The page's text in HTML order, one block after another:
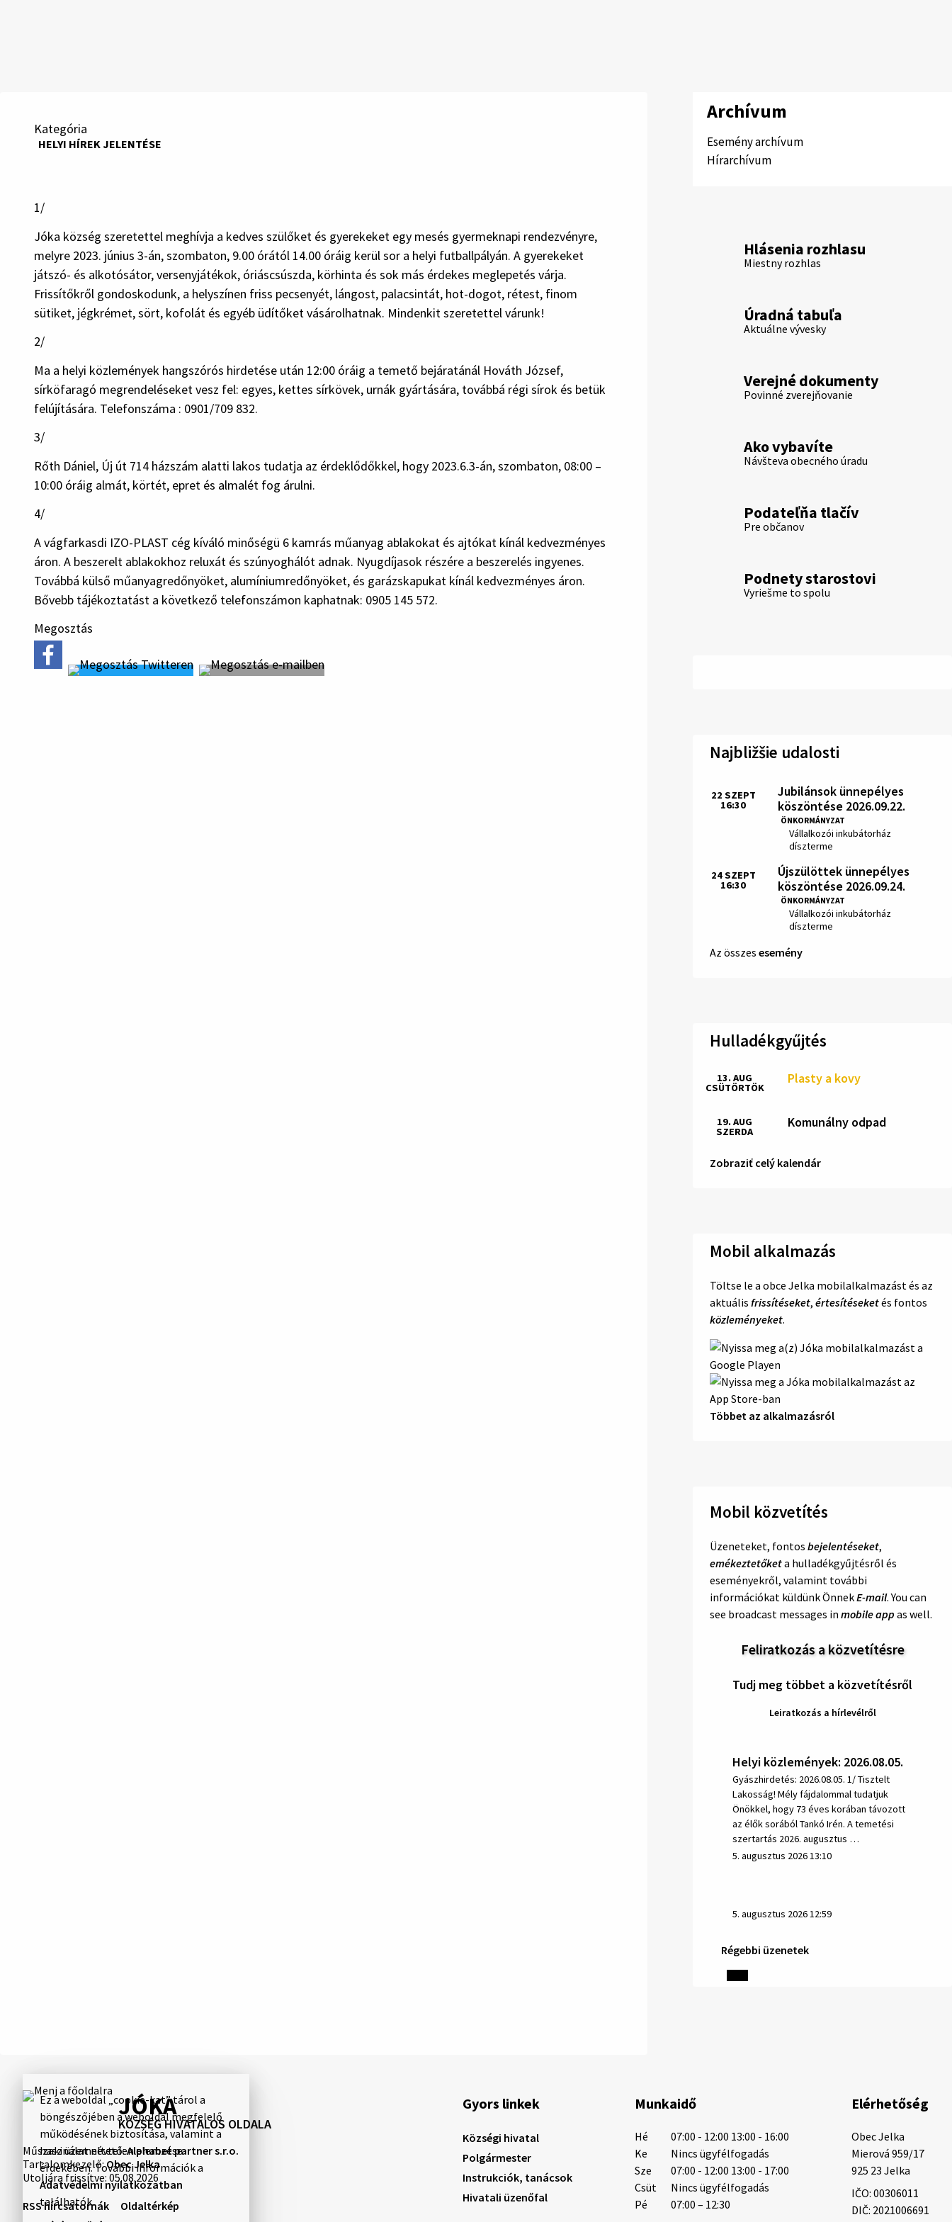
Ez a weboldal „cookie-kat” tárol a
böngészőjében a weboldal megfelelő
működésének biztosítása, valamint a
használat névtelen elemzése
érdekében. További információk a
Adatvédelmi nyilatkozatban
találhatók.
Kategória
HELYI HÍREK JELENTÉSE
1/
Jóka község szeretettel meghívja a kedves szülőket és gyerekeket egy mesés gyermeknapi rendezvényre,
melyre 2023. június 3-án, szombaton, 9.00 órától 14.00 óráig kerül sor a helyi futballpályán. A gyerekeket
játszó- és alkotósátor, versenyjátékok, óriáscsúszda, körhinta és sok más érdekes meglepetés várja.
Frissítőkről gondoskodunk, a helyszínen friss pecsenyét, lángost, palacsintát, hot-dogot, rétest, finom
sütiket, jégkrémet, sört, kofolát és egyéb üdítőket vásárolhatnak. Mindenkit szeretettel várunk!
2/
Ma a helyi közlemények hangszórós hirdetése után 12:00 óráig a temető bejáratánál Hováth József,
sírköfaragó megrendeléseket vesz fel: egyes, kettes sírkövek, urnák gyártására, továbbá régi sírok és betük
felújítására. Telefonszáma : 0901/709 832.
3/
Rőth Dániel, Új út 714 házszám alatti lakos tudatja az érdeklődőkkel, hogy 2023.6.3-án, szombaton, 08:00 –
10:00 óráig almát, körtét, epret és almalét fog árulni.
4/
A vágfarkasdi IZO-PLAST cég kíváló minőségü 6 kamrás műanyag ablakokat és ajtókat kínál kedvezményes
áron. A beszerelt ablakokhoz reluxát és szúnyoghálót adnak. Nyugdíjasok részére a beszerelés ingyenes.
Továbbá külső műanyagredőnyöket, alumíniumredőnyöket, és garázskapukat kínál kedvezményes áron.
Bővebb tájékoztatást a következő telefonszámon kaphatnak: 0905 145 572.
Megosztás
Archívum
Esemény archívum
Hírarchívum
Hlásenia rozhlasu
Miestny rozhlas
Úradná tabuľa
Aktuálne vývesky
Verejné dokumenty
Povinné zverejňovanie
Ako vybavíte
Návšteva obecného úradu
Podateľňa tlačív
Pre občanov
Podnety starostovi
Vyriešme to spolu
Najbližšie udalosti
Jubilánsok ünnepélyes
köszöntése 2026.09.22.
ÖNKORMÁNYZAT
Hely:
Vállalkozói inkubátorház
díszterme
Idő:
22 SZEPT
16:30
Újszülöttek ünnepélyes
köszöntése 2026.09.24.
ÖNKORMÁNYZAT
Hely:
Vállalkozói inkubátorház
díszterme
Idő:
24SZEPT
16:30
Az összes esemény
Hulladékgyűjtés
Plasty a kovy
13. AUG
CSÜTÖRTÖK
Komunálny odpad
19. AUG
SZERDA
Zobraziť celý kalendár
Mobil alkalmazás
Töltse le a obce Jelka mobilalkalmazást és az
aktuális frissítéseket, értesítéseketés fontos
közleményeket.
Többet az alkalmazásról
Mobil közvetítés
Üzeneteket, fontos bejelentéseket,
emékeztetőketa hulladékgyűjtésről és
eseményekről, valamint további
információkat küldünk ÖnnekE-mail. You can
see broadcast messages in mobile app as well.
Feliratkozás a közvetítésre
Tudj meg többet a közvetítésről
Leiratkozás a hírlevélről
Helyi közlemények: 2026.08.05.
Gyászhirdetés: 2026.08.05. 1/ Tisztelt
Lakosság! Mély fájdalommal tudatjuk
Önökkel, hogy 73 éves korában távozott
az élők sorából Tankó Irén. A temetési
szertartás 2026. augusztus …
5. augusztus 2026 13:10
5. augusztus 2026 12:59
Helyi közlemények: 2026.08.03.
Gyászhirdetés: 2026.07.31.
Tisztelt Lakosság! Mély fájdalommal
tudatjuk Önökkel, hogy 48 éves korában
Régebbi üzenetek
JÓKA
KÖZSÉG HIVATALOS OLDALA
Műszaki üzemeltető:Alphabet partner s.r.o.
Tartalomkezelő:Obec Jelka
Utoljára frissítve: 05.08.2026
RSS hírcsatornák
Oldaltérkép
Gyors linkek
Községi hivatal
Polgármester
Instrukciók, tanácsok
Hivatali üzenőfal
Munkaidő
Hé
07:00 - 12:00 13:00 - 16:00
Ke
Nincs ügyfélfogadás
Sze
07:00 - 12:00 13:00 - 17:00
Csüt
Nincs ügyfélfogadás
Pé
07:00 – 12:30
Elérhetőség
Obec Jelka
Mierová 959/17
925 23 Jelka
IČO: 00306011
DIČ: 2021006691